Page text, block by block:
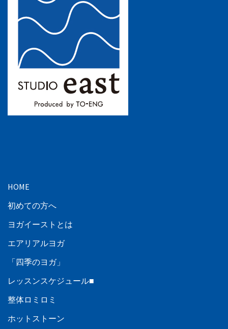
HOME
初めての方へ
ヨガイーストとは
エアリアルヨガ
「四季のヨガ」
レッスンスケジュール■
整体ロミロミ
ホットストーン